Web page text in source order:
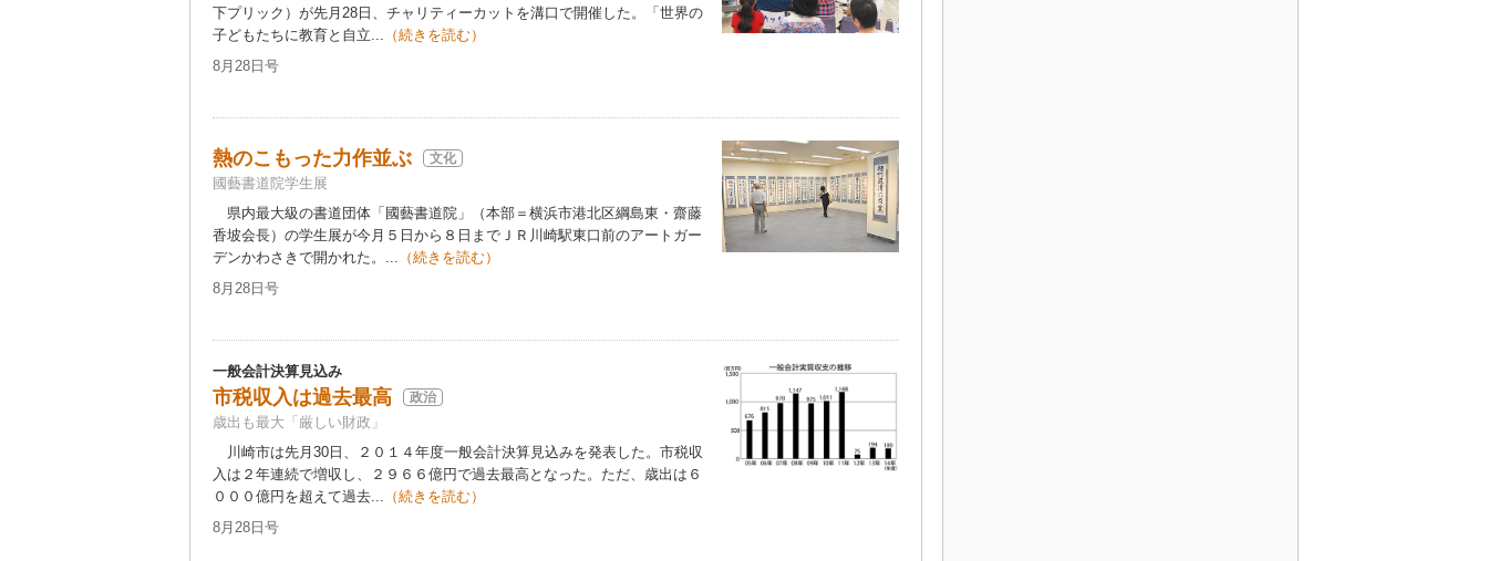
下プリック）が先月28日、チャリティーカットを溝口で開催した。「世界の
子どもたちに教育と自立... （続きを読む）
8月28日号
熱のこもった力作並ぶ 文化
國藝書道院学生展
県内最大級の書道団体「國藝書道院」（本部＝横浜市港北区綱島東・齋藤
香坡会長）の学生展が今月５日から８日までＪＲ川崎駅東口前のアートガー
デンかわさきで開かれた。... （続きを読む）
8月28日号
一般会計決算見込み
市税収入は過去最高 政治
歳出も最大「厳しい財政」
川崎市は先月30日、２０１４年度一般会計決算見込みを発表した。市税収
入は２年連続で増収し、２９６６億円で過去最高となった。ただ、歳出は６
０００億円を超えて過去... （続きを読む）
8月28日号